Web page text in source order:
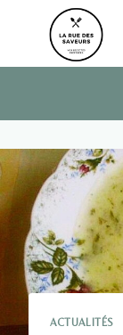
ACTUALITÉS